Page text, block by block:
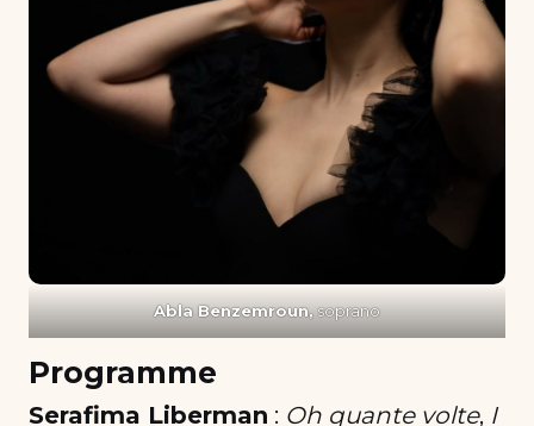
Abla Benzemroun,soprano
Programme
Serafima Liberman : Oh quante volte, I